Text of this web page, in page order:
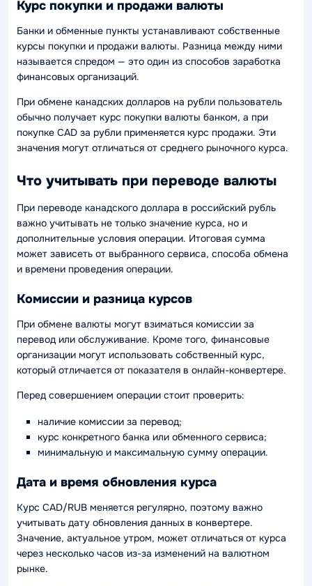
Курс покупки и продажи валюты
Банки и обменные пункты устанавливают собственные
курсы покупки и продажи валюты. Разница между ними
называется спредом — это один из способов заработка
финансовых организаций.
При обмене канадских долларов на рубли пользователь
обычно получает курс покупки валюты банком, а при
покупке CAD за рубли применяется курс продажи. Эти
значения могут отличаться от среднего рыночного курса.
Что учитывать при переводе валюты
При переводе канадского доллара в российский рубль
важно учитывать не только значение курса, но и
дополнительные условия операции. Итоговая сумма
может зависеть от выбранного сервиса, способа обмена
и времени проведения операции.
Комиссии и разница курсов
При обмене валюты могут взиматься комиссии за
перевод или обслуживание. Кроме того, финансовые
организации могут использовать собственный курс,
который отличается от показателя в онлайн-конвертере.
Перед совершением операции стоит проверить:
наличие комиссии за перевод;
курс конкретного банка или обменного сервиса;
минимальную и максимальную сумму операции.
Дата и время обновления курса
Курс CAD/RUB меняется регулярно, поэтому важно
учитывать дату обновления данных в конвертере.
Значение, актуальное утром, может отличаться от курса
через несколько часов из-за изменений на валютном
рынке.